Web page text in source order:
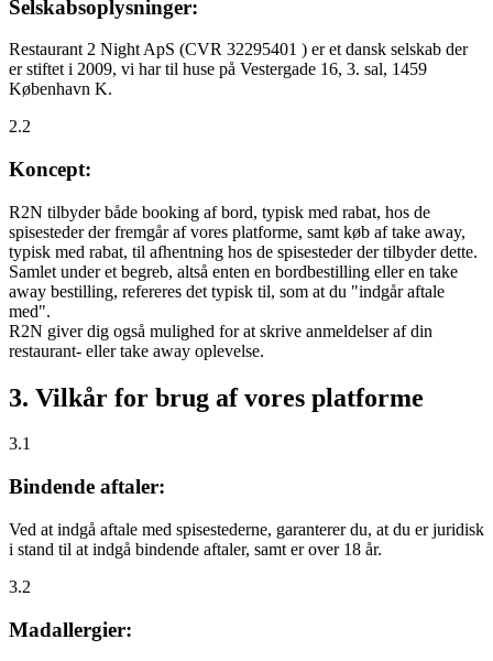
Selskabsoplysninger:
Restaurant 2 Night ApS (CVR 32295401 ) er et dansk selskab der
er stiftet i 2009, vi har til huse på Vestergade 16, 3. sal, 1459
København K.
2.2
Koncept:
R2N tilbyder både booking af bord, typisk med rabat, hos de
spisesteder der fremgår af vores platforme, samt køb af take away,
typisk med rabat, til afhentning hos de spisesteder der tilbyder dette.
Samlet under et begreb, altså enten en bordbestilling eller en take
away bestilling, refereres det typisk til, som at du "indgår aftale
med".
R2N giver dig også mulighed for at skrive anmeldelser af din
restaurant- eller take away oplevelse.
3. Vilkår for brug af vores platforme
3.1
Bindende aftaler:
Ved at indgå aftale med spisestederne, garanterer du, at du er juridisk
i stand til at indgå bindende aftaler, samt er over 18 år.
3.2
Madallergier: